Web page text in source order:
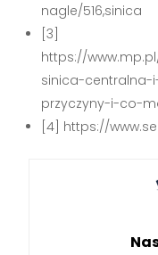
nagle/516,sinica
[3]
https://
sinica-
przyczyny-i-co-
[4] https://